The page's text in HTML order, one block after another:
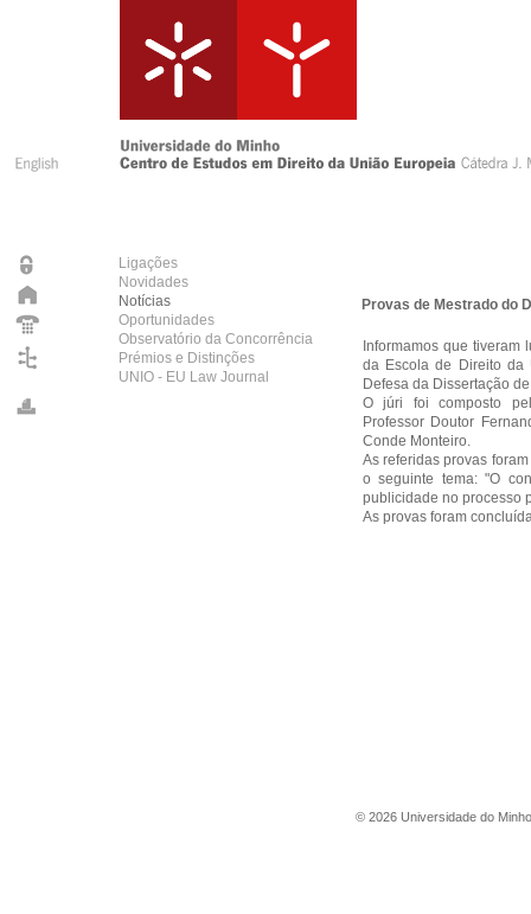
Ligações
Novidades
Notícias
Oportunidades
Observatório da Concorrência
Prémios e Distinções
UNIO - EU Law Journal
Provas de Mestrado do
Informamos que
da Escola de Direito da
Defesa da Dissertação
O júri foi composto
Professor Doutor
Conde Monteiro.
As referidas provas
o seguinte tema: "O
publicidade no processo
As provas foram
© 2026 Universidade do